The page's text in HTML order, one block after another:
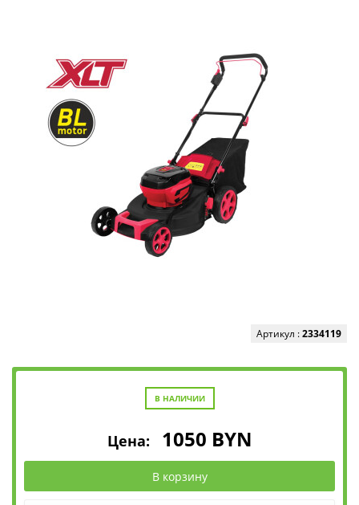
Артикул :2334119
В НАЛИЧИИ
Цена: 1050 BYN
В корзину